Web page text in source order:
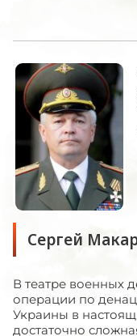
Сергей
В театре военных
операции по
Украины в
достаточно